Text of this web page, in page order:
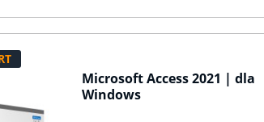
Microsoft Access 2021 | dla
Windows